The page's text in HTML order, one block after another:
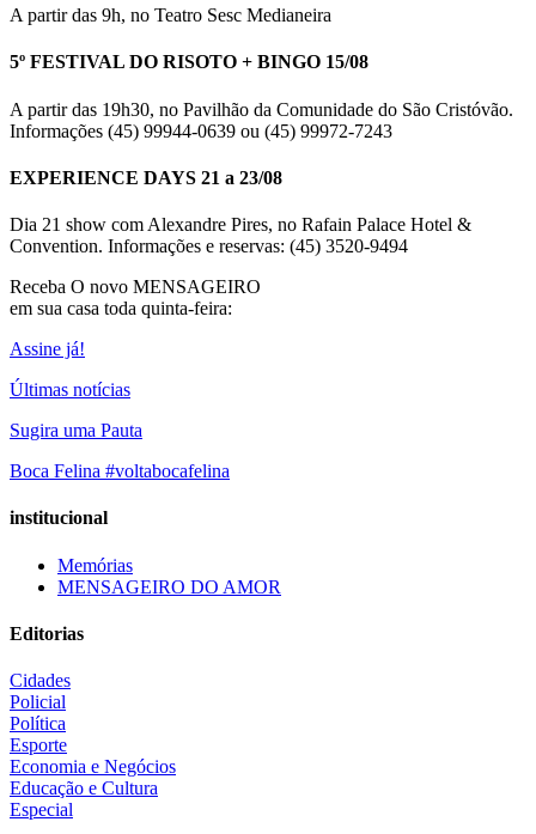
A partir das 9h, no Teatro Sesc Medianeira
5º FESTIVAL DO RISOTO + BINGO 15/08
A partir das 19h30, no Pavilhão da Comunidade do São Cristóvão.
Informações (45) 99944-0639 ou (45) 99972-7243
EXPERIENCE DAYS 21 a 23/08
Dia 21 show com Alexandre Pires, no Rafain Palace Hotel &
Convention. Informações e reservas: (45) 3520-9494
Receba O novo MENSAGEIRO
em sua casa toda quinta-feira:
Assine já!
Últimas notícias
Sugira uma Pauta
Boca Felina #voltabocafelina
institucional
Memórias
MENSAGEIRO DO AMOR
Editorias
Cidades
Policial
Política
Esporte
Economia e Negócios
Educação e Cultura
Especial